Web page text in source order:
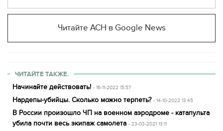
Читайте АСН в Google News
ЧИТАЙТЕ ТАКЖЕ.
Начинайте действовать! - 16-11-2022 15:57
Нардепы-убийцы. Сколько можно терпеть? - 14-10-2022 13:45
В России произошло ЧП на военном аэродроме - катапульта
убила почти весь экипаж самолета - 23-03-2021 13:11